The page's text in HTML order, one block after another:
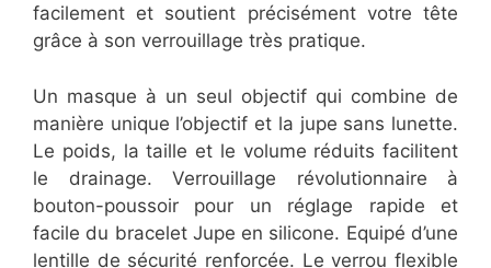
facilement et soutient précisément votre tête
grâce à son verrouillage très pratique.
Un masque à un seul objectif qui combine de
manière unique l’objectif et la jupe sans lunette.
Le poids, la taille et le volume réduits facilitent
le drainage. Verrouillage révolutionnaire à
bouton-poussoir pour un réglage rapide et
facile du bracelet Jupe en silicone. Equipé d’une
lentille de sécurité renforcée. Le verrou flexible